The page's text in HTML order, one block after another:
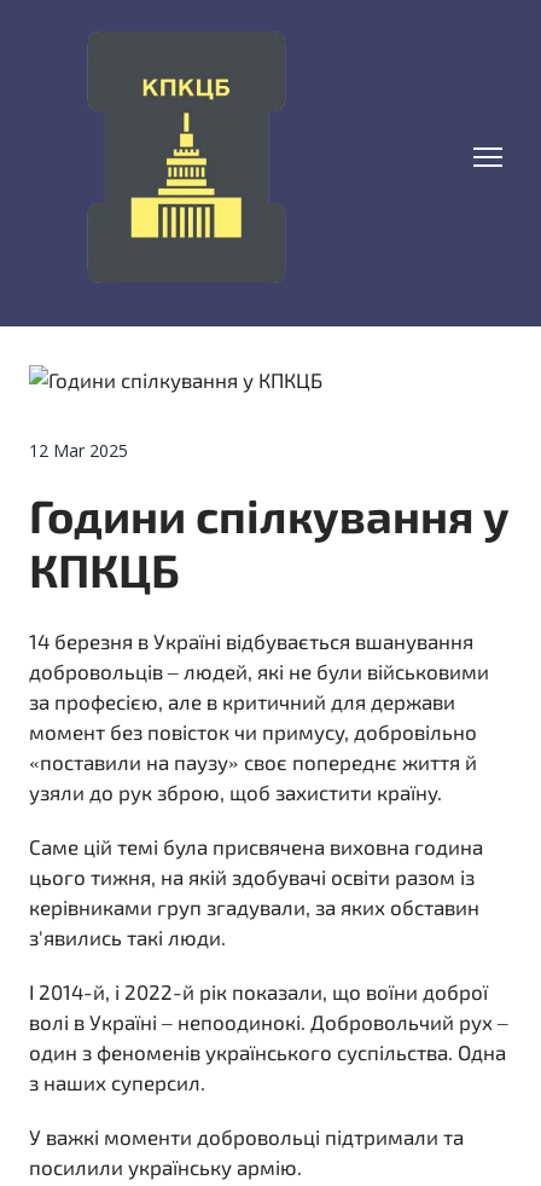
12 Mar 2025
Години спілкування у
КПКЦБ
14 березня в Україні відбувається вшанування
добровольців – людей, які не були військовими
за професією, але в критичний для держави
момент без повісток чи примусу, добровільно
«поставили на паузу» своє попереднє життя й
узяли до рук зброю, щоб захистити країну.
Саме цій темі була присвячена виховна година
цього тижня, на якій здобувачі освіти разом із
керівниками груп згадували, за яких обставин
з'явились такі люди.
І 2014-й, і 2022-й рік показали, що воїни доброї
волі в Україні – непоодинокі. Добровольчий рух –
один з феноменів українського суспільства. Одна
з наших суперсил.
У важкі моменти добровольці підтримали та
посилили українську армію.